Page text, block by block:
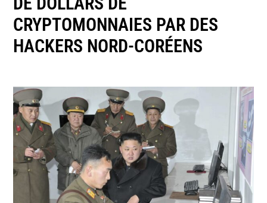
CRYPTOMONNAIES PAR DES
HACKERS NORD-CORÉENS